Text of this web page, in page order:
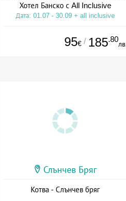
Хотел Банско с All Inclusive
Дата: 01.07 - 30.09 + all inclusive
95€ / 185.80
лв.
Слънчев Бряг
Котва - Слънчев бряг